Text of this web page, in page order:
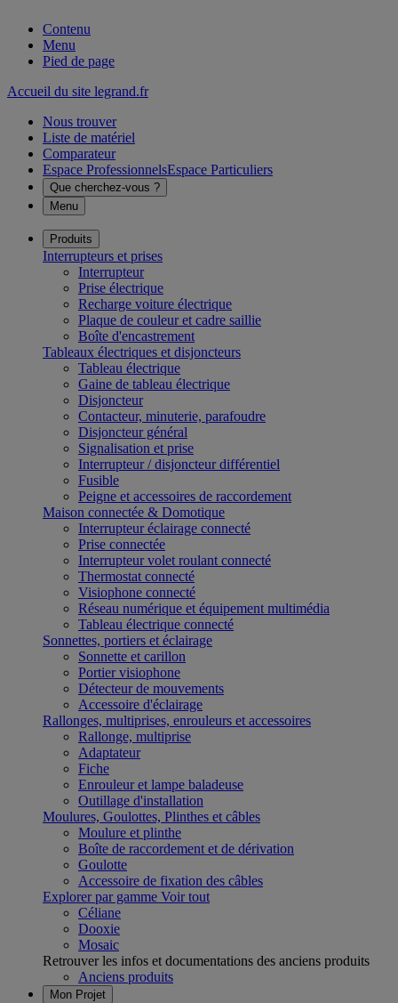
Contenu
Menu
Pied de page
Accueil du site legrand.fr
Nous trouver
Liste de matériel
Comparateur
Espace ProfessionnelsEspace Particuliers
Que cherchez-vous ?
Menu
Produits
Interrupteurs et prises
Interrupteur
Prise électrique
Recharge voiture électrique
Plaque de couleur et cadre saillie
Boîte d'encastrement
Tableaux électriques et disjoncteurs
Tableau électrique
Gaine de tableau électrique
Disjoncteur
Contacteur, minuterie, parafoudre
Disjoncteur général
Signalisation et prise
Interrupteur / disjoncteur différentiel
Fusible
Peigne et accessoires de raccordement
Maison connectée & Domotique
Interrupteur éclairage connecté
Prise connectée
Interrupteur volet roulant connecté
Thermostat connecté
Visiophone connecté
Réseau numérique et équipement multimédia
Tableau électrique connecté
Sonnettes, portiers et éclairage
Sonnette et carillon
Portier visiophone
Détecteur de mouvements
Accessoire d'éclairage
Rallonges, multiprises, enrouleurs et accessoires
Rallonge, multiprise
Adaptateur
Fiche
Enrouleur et lampe baladeuse
Outillage d'installation
Moulures, Goulottes, Plinthes et câbles
Moulure et plinthe
Boîte de raccordement et de dérivation
Goulotte
Accessoire de fixation des câbles
Explorer par gamme Voir tout
Céliane
Dooxie
Mosaic
Retrouver les infos et documentations des anciens produits
Anciens produits
Mon Projet